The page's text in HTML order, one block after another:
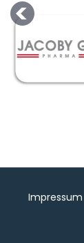
Impressum